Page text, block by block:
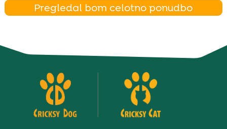
Pregledal bom celotno ponudbo